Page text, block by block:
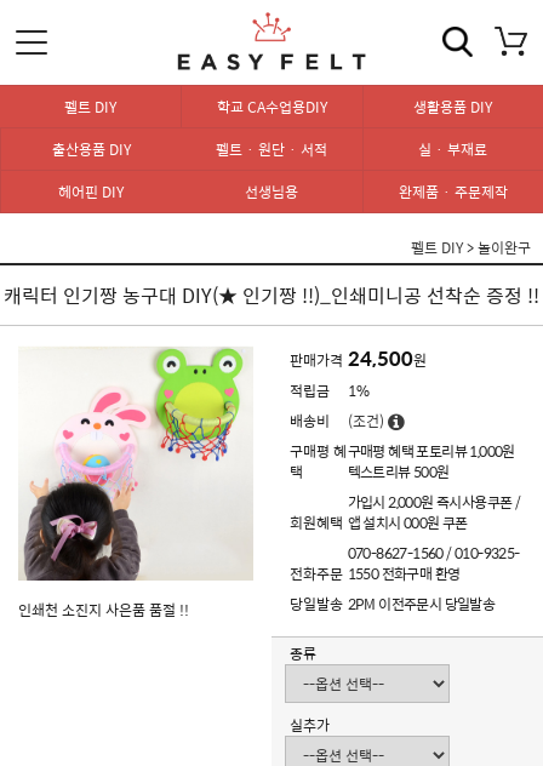
펠트 DIY 학교 CA수업용DIY
생활용품 DIY
출산용품 DIY
펠트 · 원단 · 서적
실 · 부재료
헤어핀 DIY
선생님용 완제품 · 주문제작
펠트 DIY>놀이완구
캐릭터 인기짱 농구대 DIY(★ 인기짱 !!)_인쇄미니공 선착순 증정 !!
인쇄천 소진지 사은품 품절 !!
판매가격 24,500원
적립금
1%
배송비
(조건)
구매평 혜
택
구매평 혜택 포토리뷰 1,000원
텍스트리뷰 500원
회원혜택
가입시 2,000원 즉시사용쿠폰 /
앱 설치시 000원 쿠폰
전화주문
070-8627-1560 / 010-9325-
1550 전화구매 환영
당일발송 2PM 이전주문시 당일발송
종류
실추가